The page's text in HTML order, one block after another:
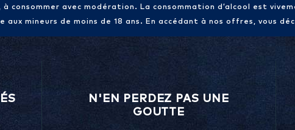
consommer avec modération. La consommation d’alcool est
mineurs de moins de 18 ans. En accédant à nos offres, vous
N'EN PERDEZ PAS UNE
GOUTTE